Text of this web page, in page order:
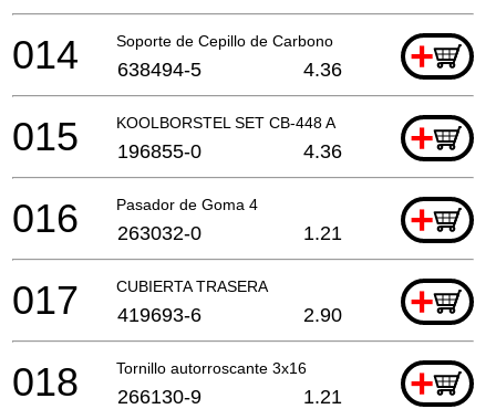
Soporte de Cepillo de Carbono +
014 638494-5 4.36
KOOLBORSTEL SET CB-448 A +
015 196855-0 4.36
Pasador de Goma 4 +
016 263032-0 1.21
CUBIERTA TRASERA +
017 419693-6 2.90
Tornillo autorroscante 3x16 +
018 266130-9 1.21